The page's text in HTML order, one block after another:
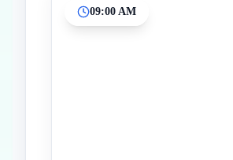
09:00 AM